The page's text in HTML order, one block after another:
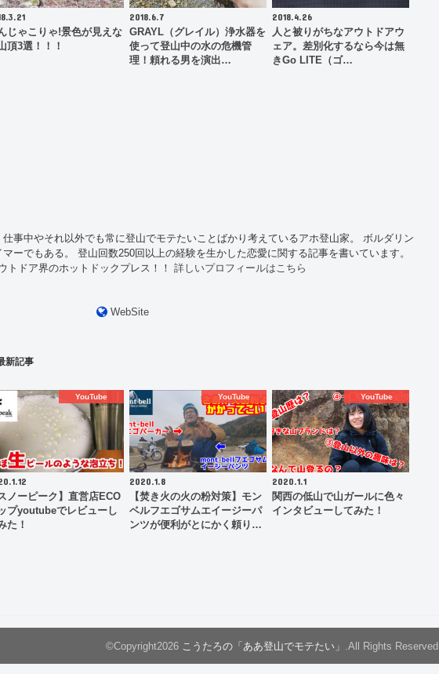
じゃこりゃ!景色が見えな
頂3選！！！
2018.6.7
GRAYL（グレイル）浄水器を
使って登山中の水の危機管
理！頼れる男を演出…
2018.4.26
人と被りがちなアウトドアウ
ェア。差別化するなら今は無
きGo LITE（ゴ…
仕事中やそれ以外でも常に登山でモテたいことばかり考えているアホ登山家。 ボルダリン
マーでもある。 登山回数250回以上の経験を生かした恋愛に関する記事を書いています。
トドア界のホットドックプレス！！詳しいプロフィールはこちら
WebSite
新記事
YouTube
スノーピーク】直営店ECO
プyoutubeでレビューし
た！
YouTube
2020.1.8
【焚き火の火の粉対策】モン
ベルフエゴサムエイージーパ
ンツが便利がとにかく頼り…
YouTube
2020.1.1
関西の低山で山ガールに色々
インタビューしてみた！
©Copyright2026 こうたろの「ああ登山でモテたい」 .All Rights Reserved.